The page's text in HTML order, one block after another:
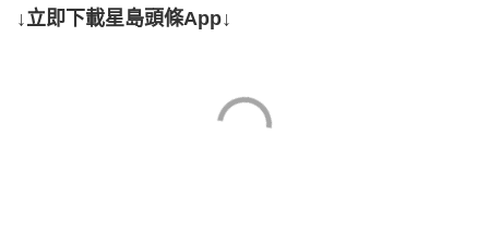
↓立即下載星島頭條App↓